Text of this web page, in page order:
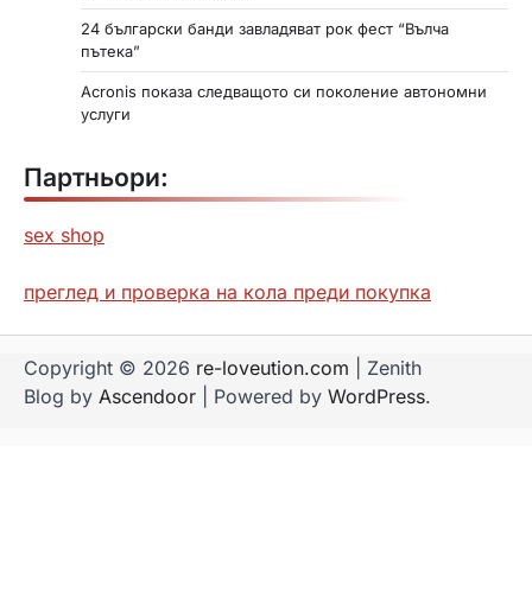
24 български банди завладяват рок фест “Вълча
пътека”
Acronis показа следващото си поколение автономни
услуги
Партньори:
sex shop
преглед и проверка на кола преди покупка
Copyright © 2026 re-loveution.com | Zenith
Blog by Ascendoor | Powered by WordPress.